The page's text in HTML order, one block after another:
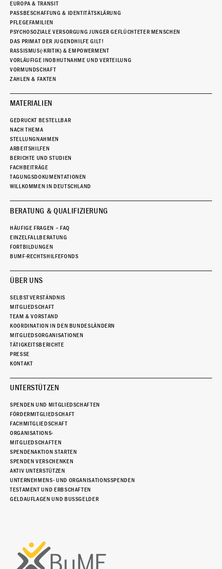
EUROPA & TRANSIT
PASSBESCHAFFUNG & IDENTITÄTSKLÄRUNG
PFLEGEFAMILIEN
PSYCHOSOZIALE VERSORGUNG JUNGER GEFLÜCHTETER MENSCHEN
DAS PRIMAT DER JUGENDHILFE GILT!
RASSISMUS(-KRITIK) & EMPOWERMENT
VORLÄUFIGE INOBHUTNAHME UND VERTEILUNG
VORMUNDSCHAFT
ZAHLEN & FAKTEN
MATERIALIEN
GEDRUCKT BESTELLBAR
NACH THEMA
STELLUNGNAHMEN
ARBEITSHILFEN
BERICHTE UND STUDIEN
FACHBEITRÄGE
TAGUNGSDOKUMENTATIONEN
WILLKOMMEN IN DEUTSCHLAND
BERATUNG & QUALIFIZIERUNG
HÄUFIGE FRAGEN – FAQ
EINZELFALLBERATUNG
FORTBILDUNGEN
BUMF-RECHTSHILFEFONDS
ÜBER UNS
SELBSTVERSTÄNDNIS
MITGLIEDSCHAFT
TEAM & VORSTAND
KOORDINATION IN DEN BUNDESLÄNDERN
MITGLIEDSORGANISATIONEN
TÄTIGKEITSBERICHTE
PRESSE
KONTAKT
UNTERSTÜTZEN
SPENDEN UND MITGLIEDSCHAFTEN
FÖRDERMITGLIEDSCHAFT
FACHMITGLIEDSCHAFT
ORGANISATIONS-
MITGLIEDSCHAFTEN
SPENDENAKTION STARTEN
SPENDEN VERSCHENKEN
AKTIV UNTERSTÜTZEN
UNTERNEHMENS- UND ORGANISATIONSSPENDEN
TESTAMENT UND ERBSCHAFTEN
GELDAUFLAGEN UND BUSSGELDER